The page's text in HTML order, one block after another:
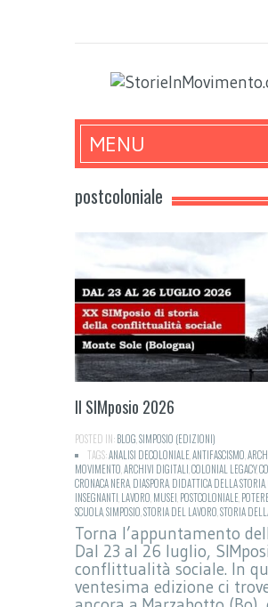
MENU
postcoloniale
Il SIMposio 2026
POSTED IN:BLOG SIMPOSIO (EDIZIONI)
TAGS:ANALISI DECOLONIALEANTIFASCISMO
MOVIMENTO ARCHIVI DIGITALI COLONIAL LEGACY,
CRONACA NERA DIASPORA DIDATTICA DELLA STORIA
INSEGNANTI LAVORO MUSEI POSTCOLONIALE
SCUOLASIMPOSIO STORIA DEL LAVORO STORIA
Torna l’appuntamento
Dal 23 al 26 luglio,
conflittualità sociale. In
ventesima edizione ci